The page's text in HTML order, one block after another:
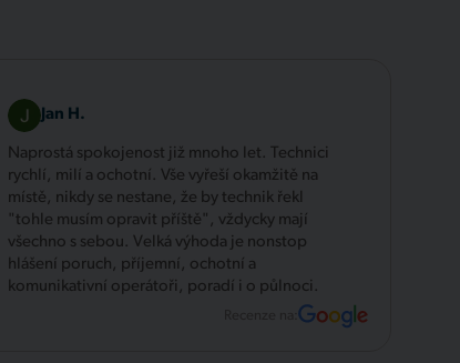
Jan H.
Naprostá spokojenost již mnoho let. Technici
rychlí, milí a ochotní. Vše vyřeší okamžitě na
místě, nikdy se nestane, že by technik řekl
"tohle musím opravit příště", vždycky mají
všechno s sebou. Velká výhoda je nonstop
hlášení poruch, příjemní, ochotní a
komunikativní operátoři, poradí i o půlnoci.
Recenze na: